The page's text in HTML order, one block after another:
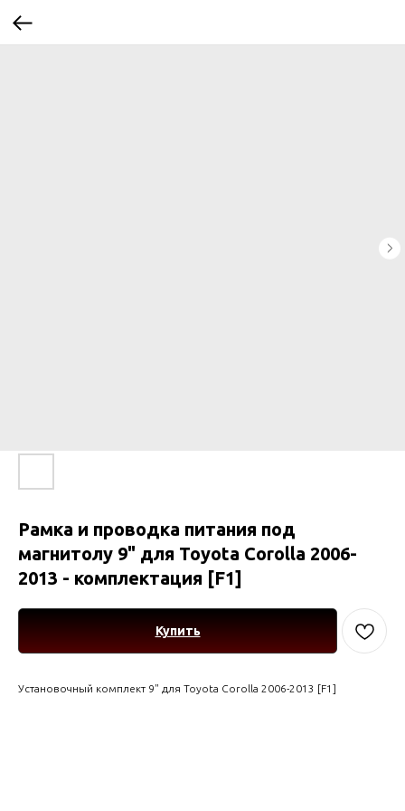
Рамка и проводка питания под
магнитолу 9" для Toyota Corolla 2006-
2013 - комплектация [F1]
Купить
Установочный комплект 9" для Toyota Corolla 2006-2013 [F1]